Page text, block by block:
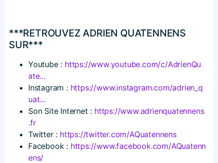
***RETROUVEZ ADRIEN QUATENNENS
SUR***
Youtube : https://​www​.youtube​.com/​c​/​A​d​r​i​e​n​Q​u​
ate…
Instagram : https://​www​.instagram​.com/​a​d​r​i​e​n​_​q​
uat…
Son Site Internet : https://​www​.adrienquatennens​
.fr
Twitter : https://​twitter​.com/​A​Q​u​a​t​e​n​n​ens
Facebook : https://​www​.facebook​.com/​A​Q​u​a​t​e​n​n​
e​ns/